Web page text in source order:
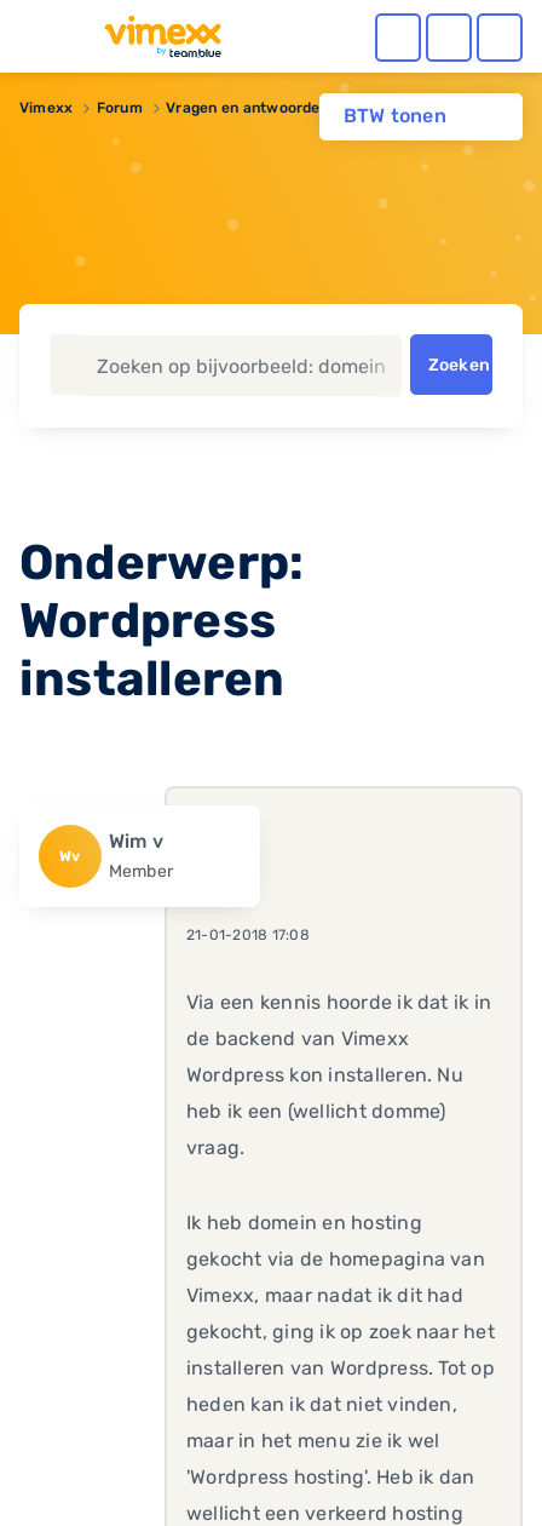
BTW tonen
Vimexx Forum Vragen en antwoorden Wordpress installeren
Zoeken
Onderwerp:
Wordpress
installeren
Wv
Wim v
Member
21-01-2018 17:08
Via een kennis hoorde ik dat ik in
de backend van Vimexx
Wordpress kon installeren. Nu
heb ik een (wellicht domme)
vraag.
Ik heb domein en hosting
gekocht via de homepagina van
Vimexx, maar nadat ik dit had
gekocht, ging ik op zoek naar het
installeren van Wordpress. Tot op
heden kan ik dat niet vinden,
maar in het menu zie ik wel
'Wordpress hosting'. Heb ik dan
wellicht een verkeerd hosting